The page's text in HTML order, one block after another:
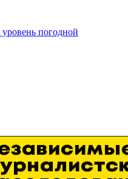
погодной